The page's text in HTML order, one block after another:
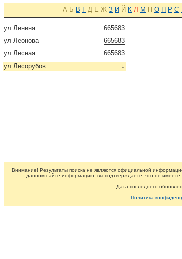
А Б В Г Д Е Ж З И Й К Л М Н О П Р С
665683
ул Ленина
665683
ул Леонова
665683
ул Лесная
↓
ул Лесорубов
Внимание! Результаты поиска не являются официальной
данном сайте информацию, вы подтверждаете, что не имеете
Дата последнего
Политика